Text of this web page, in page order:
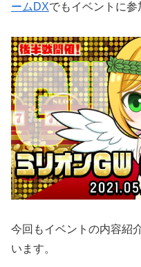
ームDXでもイベントに参
今回もイベントの内容紹
います。